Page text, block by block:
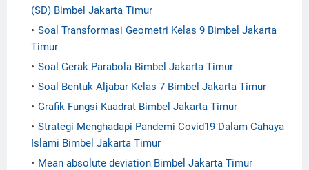
(SD) Bimbel Jakarta Timur
Soal Transformasi Geometri Kelas 9 Bimbel Jakarta
Timur
Soal Gerak Parabola Bimbel Jakarta Timur
Soal Bentuk Aljabar Kelas 7 Bimbel Jakarta Timur
Grafik Fungsi Kuadrat Bimbel Jakarta Timur
Strategi Menghadapi Pandemi Covid19 Dalam Cahaya
Islami Bimbel Jakarta Timur
Mean absolute deviation Bimbel Jakarta Timur